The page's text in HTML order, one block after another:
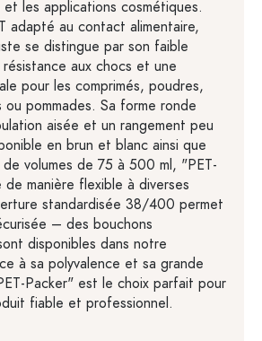
et les applications cosmétiques.
adapté au contact alimentaire,
se distingue par son faible
aux chocs et une
pour les comprimés, poudres,
ou pommades. Sa forme ronde
aisée et un rangement peu
en brun et blanc ainsi que
de volumes de 75 à 500 ml, "PET-
manière flexible à diverses
standardisée 38/400 permet
– des bouchons
disponibles dans notre
à sa polyvalence et sa grande
Packer" est le choix parfait pour
fiable et professionnel.